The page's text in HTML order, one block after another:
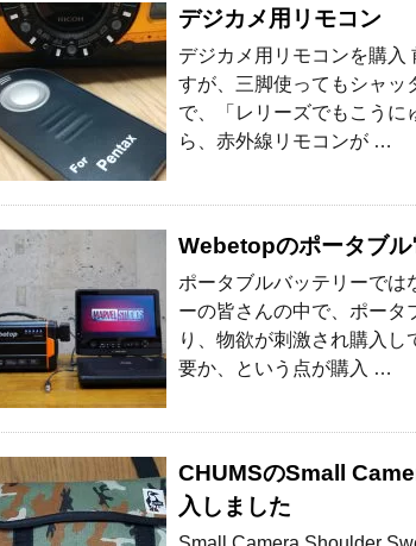
デジカメ用リモコン
デジカメ用リモコンを購入
すが、三脚使ってもシャッ
で、「レリーズでもこうに
ら、赤外線リモコンが …
Webetopのポータブ
ポータブルバッテリーでは
ーの皆さんの中で、ポータ
り、物欲が刺激され購入
要か、という点が購入 …
CHUMSのSmall
入しました